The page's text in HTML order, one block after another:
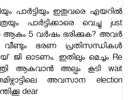
പാർട്ടിയും ഇതുവരെ എയറിൽ
പാർട്ടിക്കാരെ വെച്ചു just
ആകും 5 വർഷം ഭരിക്കുക? അവർ
ഭരണ പ്രതിസന്ധികൾ
ജി ഓടണം. ഇതിലും മെച്ചം Re
ആകുവാൻ അല്പം കൂടി wait
അവസാന election
dear